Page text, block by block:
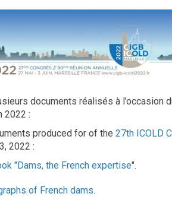
documents réalisés à l’occasion
2022 :
produced for of the 27th ICOLD
2022 :
"Dams, the French expertise".
of French dams.